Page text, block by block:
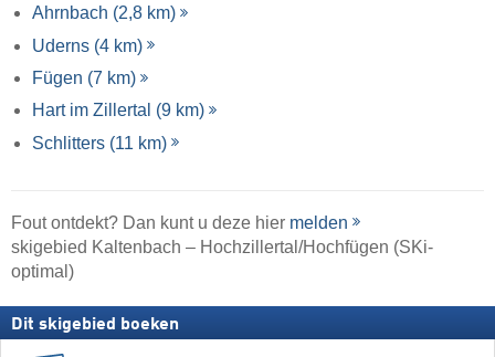
Ahrnbach (2,8 km)
Uderns (4 km)
Fügen (7 km)
Hart im Zillertal (9 km)
Schlitters (11 km)
Fout ontdekt? Dan kunt u deze hier melden
skigebied Kaltenbach – Hochzillertal/​Hochfügen (SKi-
optimal)
Dit skigebied boeken